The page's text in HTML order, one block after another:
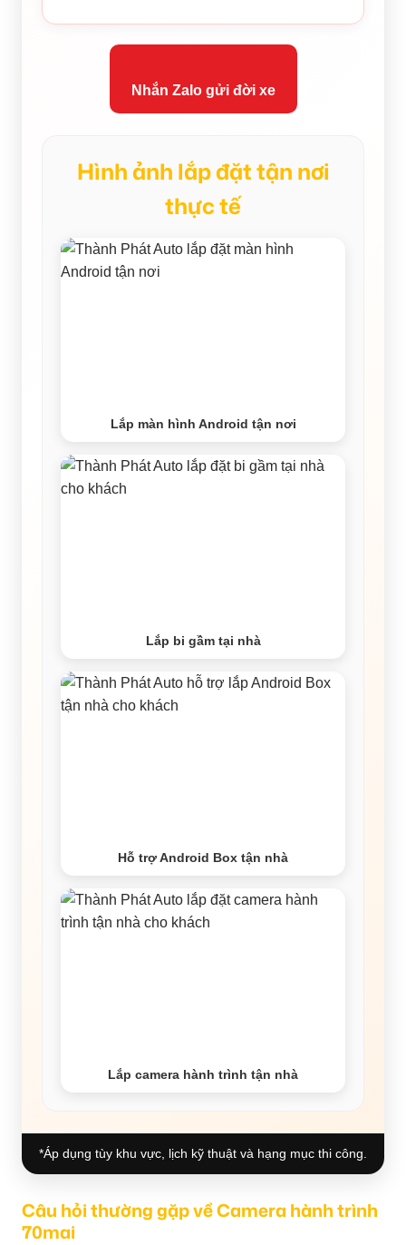
Nhắn Zalo gửi đời xe
Hình ảnh lắp đặt tận nơi
thực tế
Lắp màn hình Android tận nơi
Lắp bi gầm tại nhà
Hỗ trợ Android Box tận nhà
Lắp camera hành trình tận nhà
*Áp dụng tùy khu vực, lịch kỹ thuật và hạng mục thi công.
Câu hỏi thường gặp về Camera hành trình
70mai